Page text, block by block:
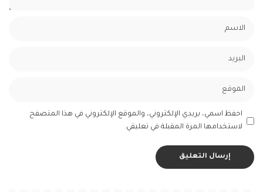
احفظ اسمي، بريدي الإلكتروني، والموقع الإلكتروني في هذا المتصفح
لاستخدامها المرة المقبلة في تعليقي.